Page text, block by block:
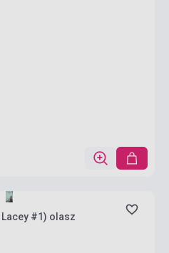
#1) olasz